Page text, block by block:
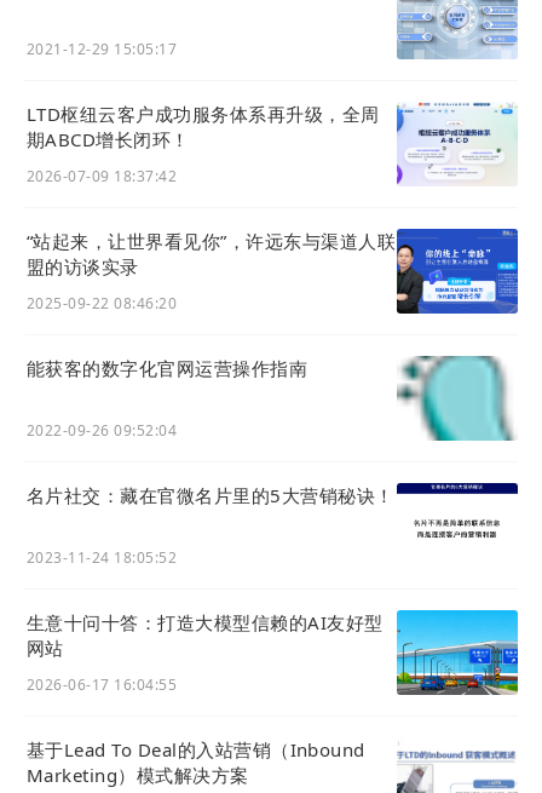
2021-12-29 15:05:17
LTD枢纽云客户成功服务体系再升级，全周
期ABCD增长闭环！
2026-07-09 18:37:42
“站起来，让世界看见你”，许远东与渠道人联
盟的访谈实录
2025-09-22 08:46:20
能获客的数字化官⽹运营操作指南
2022-09-26 09:52:04
名片社交：藏在官微名片里的5大营销秘诀！
2023-11-24 18:05:52
生意十问十答：打造大模型信赖的AI友好型
网站
2026-06-17 16:04:55
基于Lead To Deal的入站营销（Inbound
Marketing）模式解决方案